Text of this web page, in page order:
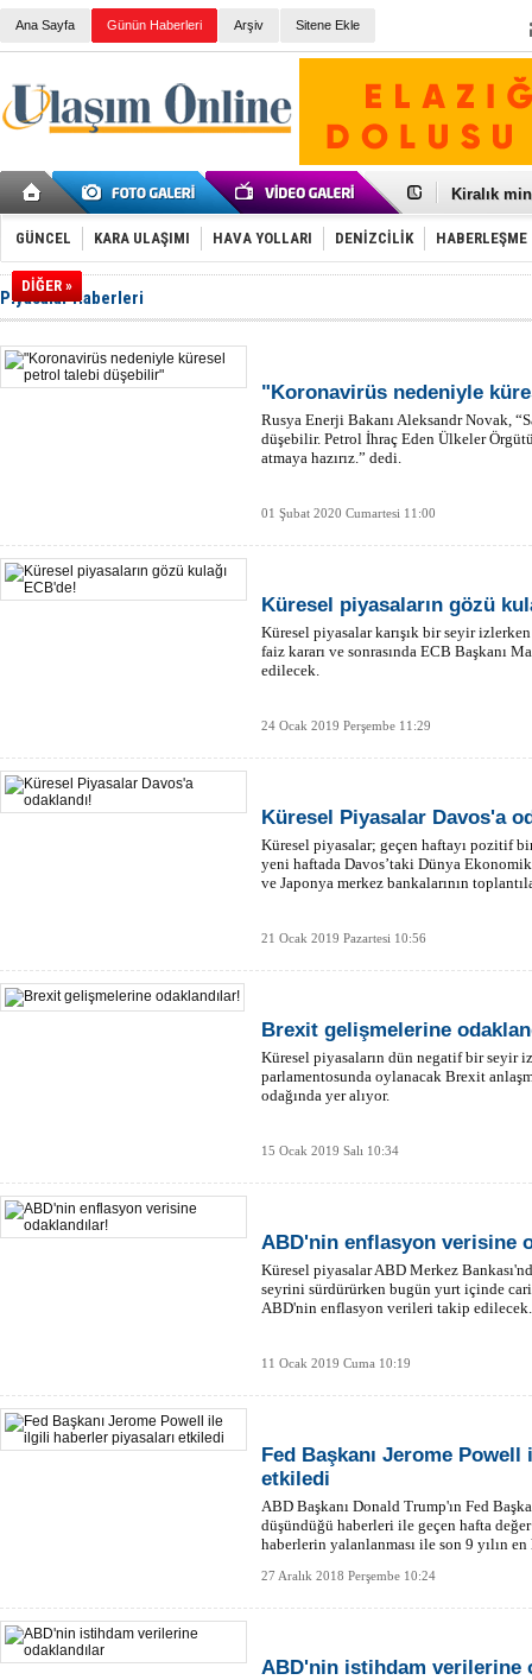
Ana Sayfa Günün Haberleri Arşiv Sitene Ekle
Kiralık
VW'de üst
Ünye
İzmir-
HAVAŞ 21
İran'a ait
'Jet uçak'
Rus savaş
GÜNCEL KARA ULAŞIMI HAVA YOLLARI DENİZCİLİK HABERLEŞME
DİĞER »
Piyasalar Haberleri
"Koronavirüs nedeniyle
Rusya Enerji Bakanı Aleksandr Novak,
düşebilir. Petrol İhraç Eden Ülkeler
atmaya hazırız.” dedi.
01 Şubat 2020 Cumartesi 11:00
Küresel piyasaların gözü
Küresel piyasalar karışık bir seyir
faiz kararı ve sonrasında ECB Başkanı
edilecek.
24 Ocak 2019 Perşembe 11:29
Küresel Piyasalar Davos'a
Küresel piyasalar; geçen haftayı pozitif
yeni haftada Davos’taki Dünya
ve Japonya merkez bankalarının
21 Ocak 2019 Pazartesi 10:56
Brexit gelişmelerine
Küresel piyasaların dün negatif bir seyir
parlamentosunda oylanacak Brexit
odağında yer alıyor.
15 Ocak 2019 Salı 10:34
ABD'nin enflasyon verisine
Küresel piyasalar ABD Merkez
seyrini sürdürürken bugün yurt içinde
ABD'nin enflasyon verileri takip edilecek.
11 Ocak 2019 Cuma 10:19
Fed Başkanı Jerome
etkiledi
ABD Başkanı Donald Trump'ın Fed
düşündüğü haberleri ile geçen hafta
haberlerin yalanlanması ile son 9 yılın
27 Aralık 2018 Perşembe 10:24
ABD'nin istihdam verilerine